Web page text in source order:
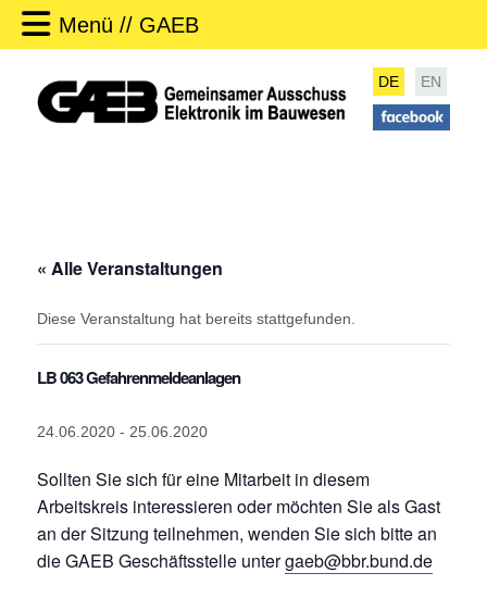
Menü // GAEB
DE EN
« Alle Veranstaltungen
Diese Veranstaltung hat bereits stattgefunden.
LB 063 Gefahrenmeldeanlagen
24.06.2020- 25.06.2020
Sollten Sie sich für eine Mitarbeit in diesem
Arbeitskreis interessieren oder möchten Sie als Gast
an der Sitzung teilnehmen, wenden Sie sich bitte an
die GAEB Geschäftsstelle untergaeb@bbr.bund.de